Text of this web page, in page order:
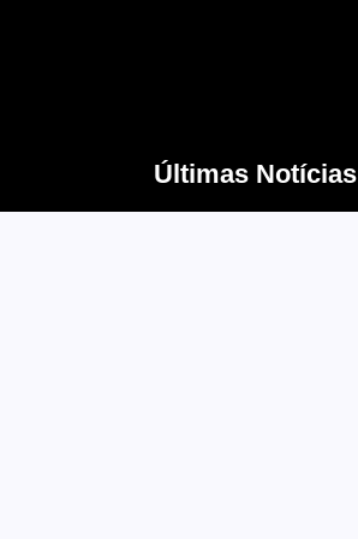
Últimas Notícias